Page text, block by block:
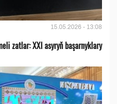
15.05.2026 - 13:08
zatlar: XXI asyryň başarnyklary